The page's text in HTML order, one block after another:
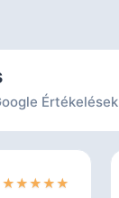
Értékelések
★★★★★